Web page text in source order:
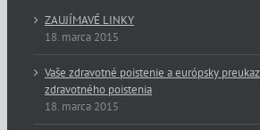
ZAUJÍMAVÉ LINKY
18. marca 2015
Vaše zdravotné poistenie a európsky preukaz
zdravotného poistenia
18. marca 2015